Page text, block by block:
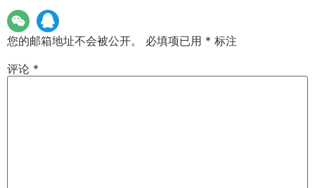
您的邮箱地址不会被公开。 必填项已用 * 标注
评论 *